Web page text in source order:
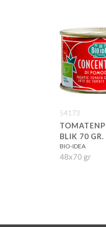
54173
BLIK 70 GR.
BIO-IDEA
48x70 gr